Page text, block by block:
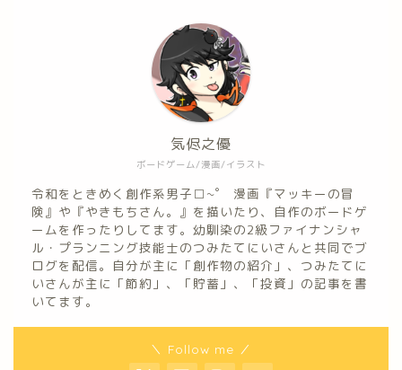
ボードゲーム/漫画/イラスト
気侭之優
令和をときめく創作系男子□~゜ 漫画『マッキーの冒
険』や『やきもちさん。』を描いたり、自作のボードゲ
ームを作ったりしてます。幼馴染の2級ファイナンシャ
ル・プランニング技能士のつみたてにいさんと共同でブ
ログを配信。自分が主に「創作物の紹介」、つみたてに
いさんが主に「節約」、「貯蓄」、「投資」の記事を書
いてます。
＼ Follow me ／